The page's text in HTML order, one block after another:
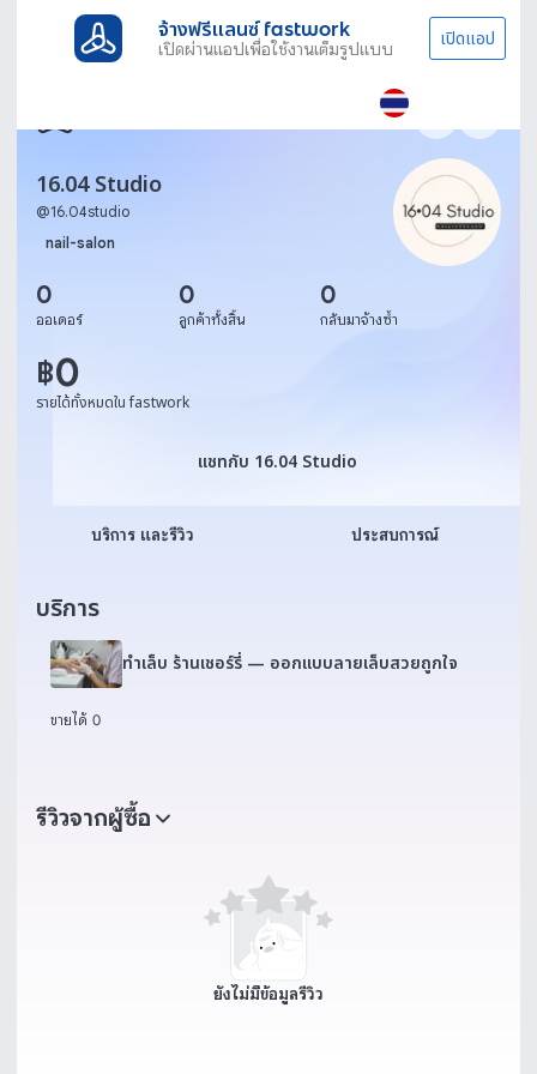
จ้างฟรีแลนซ์ fastwork
เปิดผ่านแอปเพื่อใช้งานเต็มรูปแบบ เปิดแอป
16.04 Studio
@16.04studio
nail-salon
0
ออเดอร์
0
ลูกค้าทั้งสิ้น
0
กลับมาจ้างซ้ำ
฿0
รายได้ทั้งหมดใน fastwork
แชทกับ 16.04 Studio
แชทกับ 16.04 Studio
บริการ และรีวิว ประสบการณ์
บริการ
ทำเล็บ ร้านเชอร์รี่ — ออกแบบลายเล็บสวยถูกใจ
ขายได้ 0
รีวิวจากผู้ซื้อ
ยังไม่มีข้อมูลรีวิว